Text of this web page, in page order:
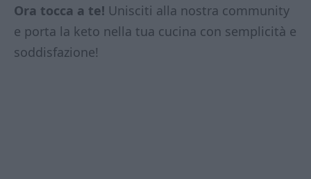
Ora tocca a te! Unisciti alla nostra community
e porta la keto nella tua cucina con semplicità e
soddisfazione!